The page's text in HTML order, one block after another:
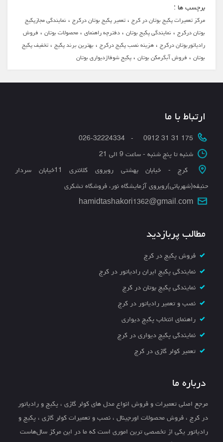
برچسب ها :
مرکز تعمیرات پکیج بوتان در کرج،تعمیر پکیج بوتان درکرج،نمایندگی مجازپکیج
بوتان درکرج،نمایندگی پکیج بوتان،دفترچه راهنمای،محصولات بوتان، فروش
رادیاتوربوتان درکرج،هزینه نصب پکیج درکرج،بهترین برند پکیج،تخفیف پکیج
بوتان، فروش آبگرمکن بوتان،پکیج شوفاژدیواری بوتان
ارتباط با ما
175 31 31 0912 - 026-32224334
شنبه تا پنج شنبه - ساعت 9 الی 21
کرج - خیابان بهشتی روبروی کلانتری 11خیابان سردار
حنیفه(شهربانی)روبروی آزمایشگاه نور، فروشگاه تشکری
hamidtashakori1362@gmail.com
مطالب پربازدید
فروش پکیج در کرج
نمایندگی پکیج ایران رادیاتور در کرج
نمایندگی پکیج بوتان در کرج
نصب و تعمیر رادیاتور در کرج
راهنمای انتخاب پکیج دیواری
نمایندگی پکیج دیواری در کرج
تعمیر کولر گازی در کرج
درباره ما
مرجع اصلی تعمیرات و فروش انواع مدل های کولر گازی ، پکیج و رادیاتور
در کرج ، فروش محصولات اورجینال ، نصب و تعمیرات کولر گازی ، پکیج و
رادیاتور یکی از تخصصی ترین اموری است که ما در این مرکز سال‌هاست